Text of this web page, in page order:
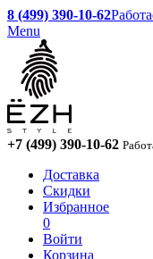
8 (499) 390-10-62
Menu
+7 (499) 390-10-62
Доставка
Скидки
Избранное
0
Войти
Корзина